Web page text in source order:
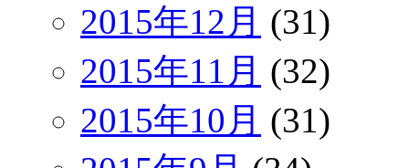
2015年12月 (31)
2015年11月 (32)
2015年10月 (31)